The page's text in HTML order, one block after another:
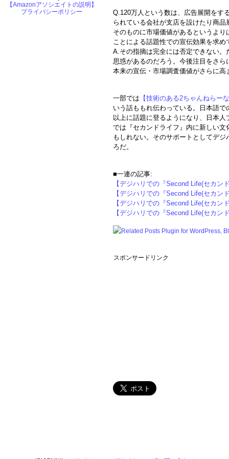
Q.120万人という数は、広告展開をす
られている会社が支店を設けたり商
そのものに市場価値があるというよ
ことによる話題性での宣伝効果を求め
A.その指摘は完全には否定できない
思惑があるのだろう。今後注目をさ
本来の宣伝・市場調査価値がさらに高
一部では 【技術のある2ちゃんねらー
いう話ももれ伝わっている。日本語
以上に話題に登るようになり、日本
では『セカンドライフ』内に新しい
もしれない。そのサポートとしてデ
ろだ。
■一連の記事:
【デジハリでの『Second Life(セカ
【デジハリでの『Second Life(セカ
【デジハリでの『Second Life(セカ
【デジハリでの『Second Life(セカ
スポンサードリンク
【Amazonアソシエイトの説明】
プライバシーポリシー